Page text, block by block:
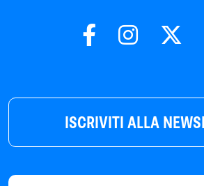
ISCRIVITI ALLA